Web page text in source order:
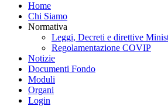
Home
Chi Siamo
Normativa
Leggi, Decreti e direttive
Regolamentazione COVIP
Notizie
Documenti Fondo
Moduli
Organi
Login